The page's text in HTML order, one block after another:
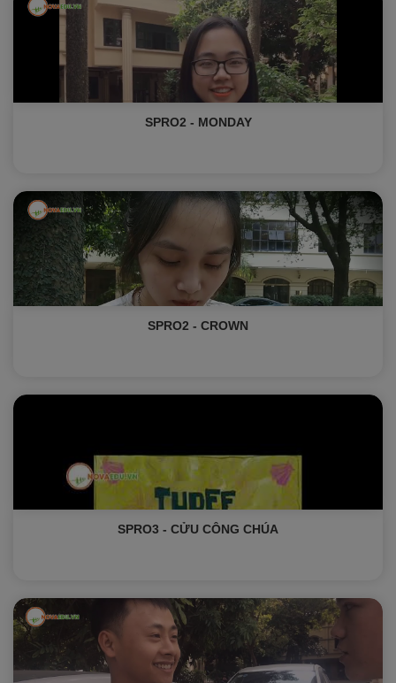
SPRO2 - MONDAY
SPRO2 - CROWN
SPRO3 - CỬU CÔNG CHÚA